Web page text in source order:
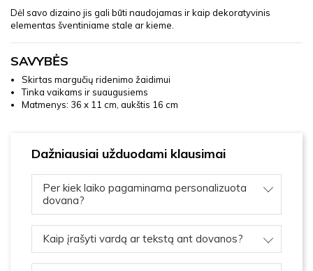
Dėl savo dizaino jis gali būti naudojamas ir kaip dekoratyvinis
elementas šventiniame stale ar kieme.
SAVYBĖS
Skirtas margučių ridenimo žaidimui
Tinka vaikams ir suaugusiems
Matmenys: 36 x 11 cm, aukštis 16 cm
Dažniausiai užduodami klausimai
Per kiek laiko pagaminama personalizuota
dovana?
Kaip įrašyti vardą ar tekstą ant dovanos?